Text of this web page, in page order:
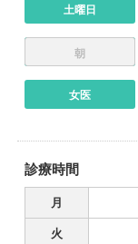
土曜日
朝
女医
診療時間
月
火